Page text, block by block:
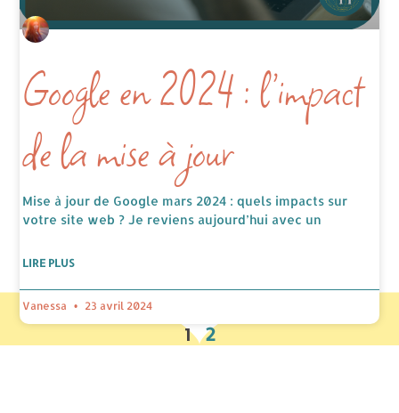
Google en 2024 : l’impact
de la mise à jour
Mise à jour de Google mars 2024 : quels impacts sur
votre site web ? Je reviens aujourd’hui avec un
LIRE PLUS
Vanessa 23 avril 2024
1 2